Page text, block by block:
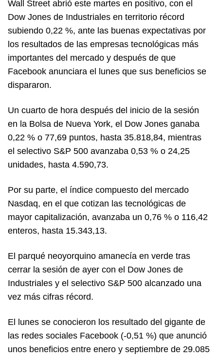
Wall Street abrió este martes en positivo, con el
Dow Jones de Industriales en territorio récord
subiendo 0,22 %, ante las buenas expectativas por
los resultados de las empresas tecnológicas más
importantes del mercado y después de que
Facebook anunciara el lunes que sus beneficios se
dispararon.
Un cuarto de hora después del inicio de la sesión
en la Bolsa de Nueva York, el Dow Jones ganaba
0,22 % o 77,69 puntos, hasta 35.818,84, mientras
el selectivo S&P 500 avanzaba 0,53 % o 24,25
unidades, hasta 4.590,73.
Por su parte, el índice compuesto del mercado
Nasdaq, en el que cotizan las tecnológicas de
mayor capitalización, avanzaba un 0,76 % o 116,42
enteros, hasta 15.343,13.
El parqué neoyorquino amanecía en verde tras
cerrar la sesión de ayer con el Dow Jones de
Industriales y el selectivo S&P 500 alcanzado una
vez más cifras récord.
El lunes se conocieron los resultado del gigante de
las redes sociales Facebook (-0,51 %) que anunció
unos beneficios entre enero y septiembre de 29.085